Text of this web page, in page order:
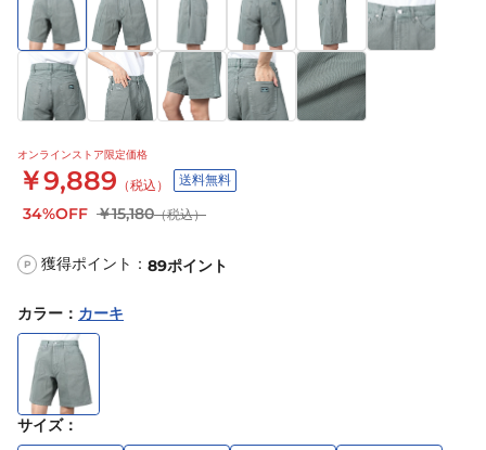
オンラインストア限定価格
￥9,889 （税込） 送料無料
34%OFF ￥15,180（税込）
P 獲得ポイント： 89ポイント
カラー ： カーキ
サイズ：